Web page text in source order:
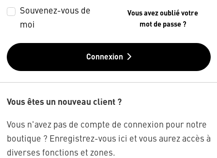
Souvenez-vous de
moi
Vous avez oublié votre
mot de passe ?
Connexion
Vous êtes un nouveau client ?
Vous n'avez pas de compte de connexion pour notre
boutique ? Enregistrez-vous ici et vous aurez accès à
diverses fonctions et zones.